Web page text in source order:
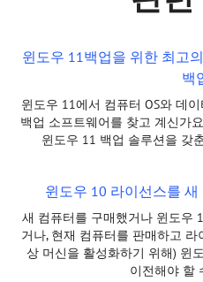
윈도우 11백업을 위한 최고
백
윈도우 11에서 컴퓨터 OS와 데
백업 소프트웨어를 찾고 계신가
윈도우 11 백업 솔루션을 갖
윈도우 10 라이선스를
새 컴퓨터를 구매했거나 윈도우
거나, 현재 컴퓨터를 판매하고
상 머신을 활성화하기 위해) 윈
이전해야 할